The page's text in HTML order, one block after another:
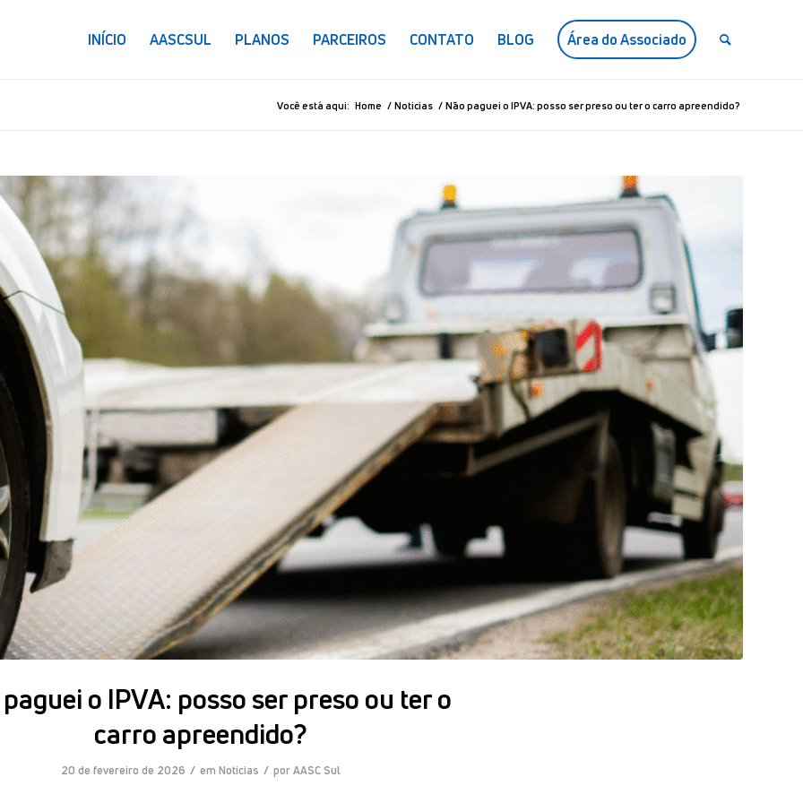
INÍCIO AASCSUL PLANOS PARCEIROS CONTATO BLOG Área do Associado
Você está aqui: Home / Noticias / Não paguei o IPVA: posso ser preso ou ter o carro apreendido?
o IPVA: posso ser preso ou ter o
carro apreendido?
20 de fevereiro de 2026 / em Noticias / porAASC Sul